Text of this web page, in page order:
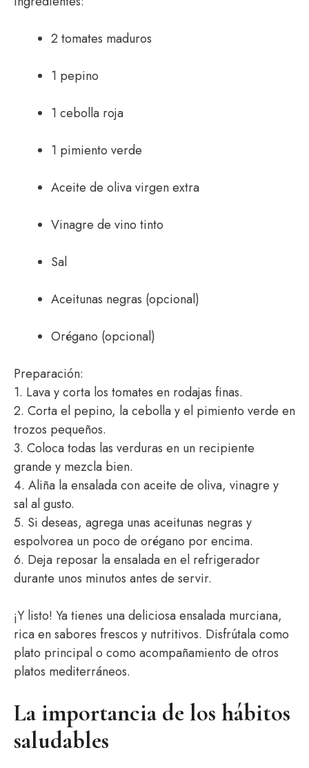
2 tomates maduros
1 pepino
1 cebolla roja
1 pimiento verde
Aceite de oliva virgen extra
Vinagre de vino tinto
Sal
Aceitunas negras (opcional)
Orégano (opcional)
Preparación:
1. Lava y corta los tomates en rodajas finas.
2. Corta el pepino, la cebolla y el pimiento verde en
trozos pequeños.
3. Coloca todas las verduras en un recipiente
grande y mezcla bien.
4. Aliña la ensalada con aceite de oliva, vinagre y
sal al gusto.
5. Si deseas, agrega unas aceitunas negras y
espolvorea un poco de orégano por encima.
6. Deja reposar la ensalada en el refrigerador
durante unos minutos antes de servir.
¡Y listo! Ya tienes una deliciosa ensalada murciana,
rica en sabores frescos y nutritivos. Disfrútala como
plato principal o como acompañamiento de otros
platos mediterráneos.
La importancia de los hábitos
saludables